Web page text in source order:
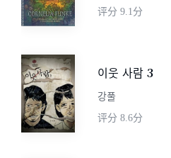
评分 9.1分
이웃 사람 3
강풀
评分 8.6分